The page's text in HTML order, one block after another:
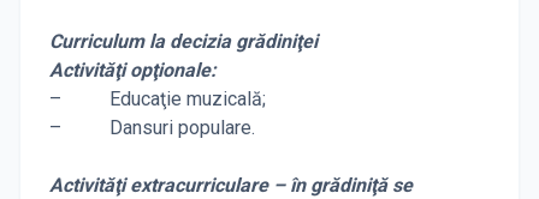
Curriculum la decizia grădiniţei
Activităţi opţionale:
– Educaţie muzicală;
– Dansuri populare.
Activităţi extracurriculare – în grădiniţă se